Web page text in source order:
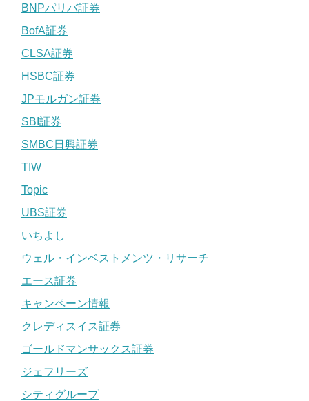
BNPパリバ証券
BofA証券
CLSA証券
HSBC証券
JPモルガン証券
SBI証券
SMBC日興証券
TIW
Topic
UBS証券
いちよし
ウェル・インベストメンツ・リサーチ
エース証券
キャンペーン情報
クレディスイス証券
ゴールドマンサックス証券
ジェフリーズ
シティグループ